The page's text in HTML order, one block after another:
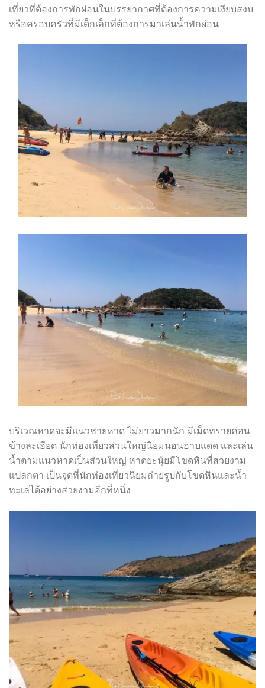
เที่ยวที่ต้องการพักผ่อนในบรรยากาศที่ต้องการความเงียบสงบ
หรือครอบครัวที่มีเด็กเล็กที่ต้องการมาเล่นน้ำพักผ่อน
บริเวณหาดจะมีแนวชายหาด ไม่ยาวมากนัก มีเม็ดทรายค่อน
ข้างละเอียด นักท่องเที่ยวส่วนใหญ่นิยมนอนอาบแดด และเล่น
น้ำตามแนวหาดเป็นส่วนใหญ่ หาดยะนุ้ยมีโขดหินที่สวยงาม
แปลกตา เป็นจุดที่นักท่องเที่ยวนิยมถ่ายรูปกับโขดหินและน้ำ
ทะเลได้อย่างสวยงามอีกที่หนึ่ง